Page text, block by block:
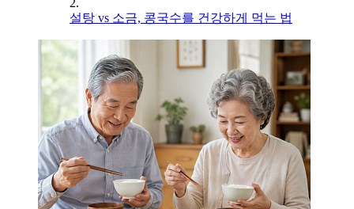
2.
설탕 vs 소금, 콩국수를 건강하게 먹는 법